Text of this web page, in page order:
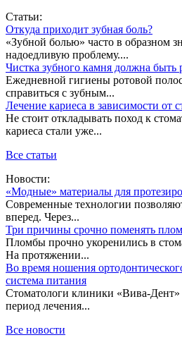
Статьи:
Откуда приходит зубная боль?
«Зубной болью» часто в образном
надоедливую проблему....
Чистка зубного камня должна быть
Ежедневной гигиены ротовой
справиться с зубным...
Лечение кариеса в зависимости от
Не стоит откладывать поход к
кариеса стали уже...
Все статьи
Новости:
«Модные» материалы для
Современные технологии
вперед. Через...
Три причины срочно поменять
Пломбы прочно укоренились в
На протяжении...
Во время ношения
система питания
Стоматологи клиники «Вива-Дент»
период лечения...
Все новости